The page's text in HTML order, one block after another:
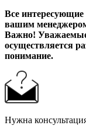
Все
вашим
Важно! Уважаемые
осуществляется
понимание.
Нужна